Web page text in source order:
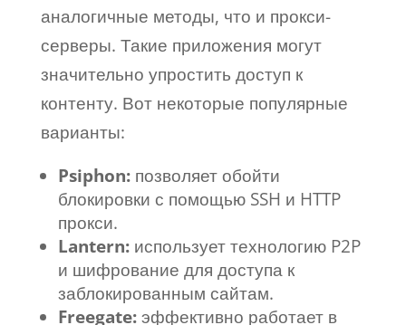
аналогичные методы, что и прокси-
серверы. Такие приложения могут
значительно упростить доступ к
контенту. Вот некоторые популярные
варианты:
Psiphon:позволяет обойти
блокировки с помощью SSH и HTTP
прокси.
Lantern:использует технологию P2P
и шифрование для доступа к
заблокированным сайтам.
Freegate:эффективно работает в